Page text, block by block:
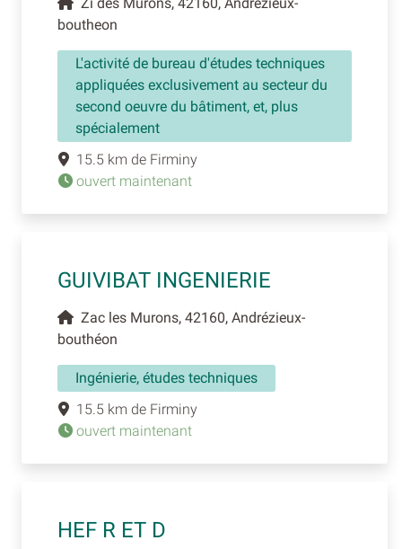
boutheon
L'activité de bureau d'études techniques
appliquées exclusivement au secteur du
second oeuvre du bâtiment, et, plus
spécialement
15.5 km de Firminy
ouvert maintenant
GUIVIBAT INGENIERIE
Zac les Murons, 42160, Andrézieux-
bouthéon
Ingénierie, études techniques
15.5 km de Firminy
ouvert maintenant
HEF R ET D